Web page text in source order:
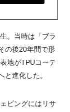
。当時は「ブラ
の後20年間で形
地がTPUコーテ
と進化した。
ビングにはリサ